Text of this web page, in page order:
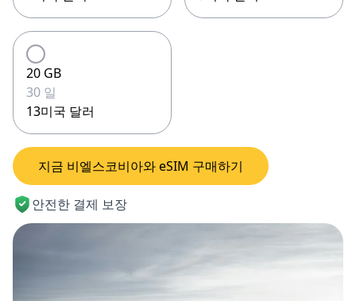
20 GB
30 일
13미국 달러
지금 비엘스코비아와 eSIM 구매하기
안전한 결제 보장